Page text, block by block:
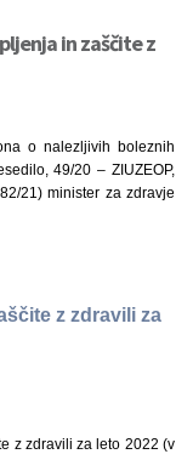
in zaščite z
o nalezljivih boleznih
49/20 – ZIUZEOP,
21) minister za zdravje
z zdravili za
z zdravili za leto 2022 (v